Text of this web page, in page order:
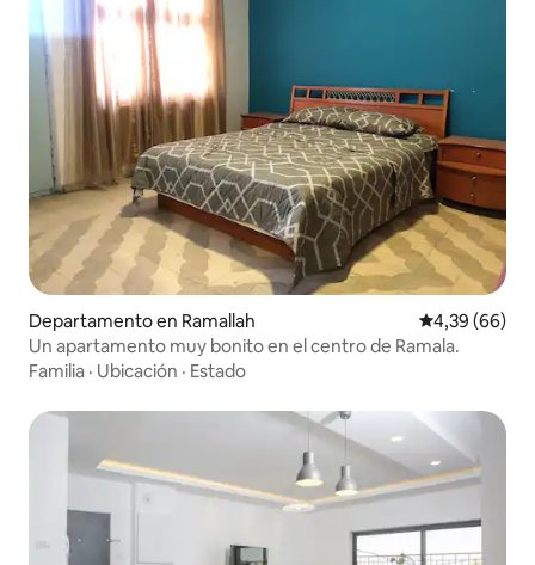
Departamento en Ramallah Calificación
4,39 (66)
Un apartamento muy bonito en el centro de Ramala.
Familia · Ubicación · Estado